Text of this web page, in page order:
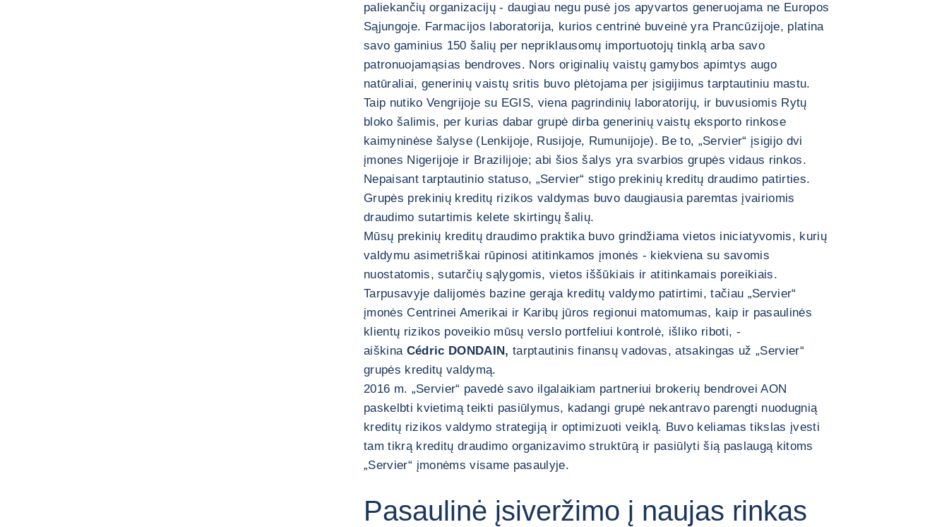
paliekančių organizacijų - daugiau negu pusė jos apyvartos generuojama ne Europos
Sąjungoje. Farmacijos laboratorija, kurios centrinė buveinė yra Prancūzijoje, platina
savo gaminius 150 šalių per nepriklausomų importuotojų tinklą arba savo
patronuojamąsias bendroves. Nors originalių vaistų gamybos apimtys augo
natūraliai, generinių vaistų sritis buvo plėtojama per įsigijimus tarptautiniu mastu.
Taip nutiko Vengrijoje su EGIS, viena pagrindinių laboratorijų, ir buvusiomis Rytų
bloko šalimis, per kurias dabar grupė dirba generinių vaistų eksporto rinkose
kaimyninėse šalyse (Lenkijoje, Rusijoje, Rumunijoje). Be to, „Servier“ įsigijo dvi
įmones Nigerijoje ir Brazilijoje; abi šios šalys yra svarbios grupės vidaus rinkos.
Nepaisant tarptautinio statuso, „Servier“ stigo prekinių kreditų draudimo patirties.
Grupės prekinių kreditų rizikos valdymas buvo daugiausia paremtas įvairiomis
draudimo sutartimis kelete skirtingų šalių.
Mūsų prekinių kreditų draudimo praktika buvo grindžiama vietos iniciatyvomis, kurių
valdymu asimetriškai rūpinosi atitinkamos įmonės - kiekviena su savomis
nuostatomis, sutarčių sąlygomis, vietos iššūkiais ir atitinkamais poreikiais.
Tarpusavyje dalijomės bazine gerąja kreditų valdymo patirtimi, tačiau „Servier“
įmonės Centrinei Amerikai ir Karibų jūros regionui matomumas, kaip ir pasaulinės
klientų rizikos poveikio mūsų verslo portfeliui kontrolė, išliko riboti, -
aiškina Cédric DONDAIN,tarptautinis finansų vadovas, atsakingas už „Servier“
grupės kreditų valdymą.
2016 m. „Servier“ pavedė savo ilgalaikiam partneriui brokerių bendrovei AON
paskelbti kvietimą teikti pasiūlymus, kadangi grupė nekantravo parengti nuodugnią
kreditų rizikos valdymo strategiją ir optimizuoti veiklą. Buvo keliamas tikslas įvesti
tam tikrą kreditų draudimo organizavimo struktūrą ir pasiūlyti šią paslaugą kitoms
„Servier“ įmonėms visame pasaulyje.
Pasaulinė įsiveržimo į naujas rinkas